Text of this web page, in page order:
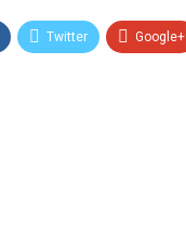
Twitter Google+